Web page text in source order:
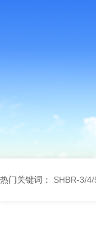
热门关键词： SHBR-3/